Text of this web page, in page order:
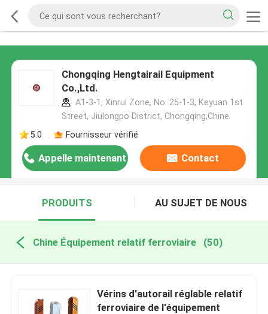
Chongqing Hengtairail Equipment
Co.,Ltd.
A1-3-1, Xinrui Zone, No. 25-1-3, Keyuan 1st
Street, Jiulongpo District, Chongqing,Chine
5.0
Fournisseur vérifié
Appelle maintenant Contact
PRODUITS AU SUJET DE NOUS
Chine Équipement relatif ferroviaire (50)
Vérins d'autorail réglable relatif
ferroviaire de l'équipement